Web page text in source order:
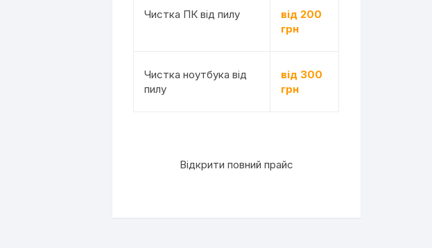
Чистка ПК від пилу
від 200
грн
Чистка ноутбука від
пилу
від 300
грн
Відкрити повний прайс